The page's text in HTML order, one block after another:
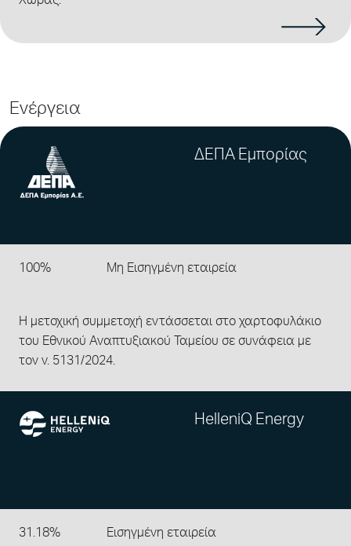
Ενέργεια
ΔΕΠΑ Εμπορίας
100% Μη Εισηγμένη εταιρεία
Η μετοχική συμμετοχή εντάσσεται στο χαρτοφυλάκιο
του Εθνικού Αναπτυξιακού Ταμείου σε συνάφεια με
τον ν. 5131/2024.
HelleniQ Energy
31.18% Εισηγμένη εταιρεία